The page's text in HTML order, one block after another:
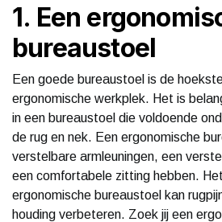
1. Een
bureaustoel
Een goede bureaustoel is de
ergonomische werkplek. Het is
in een bureaustoel die voldoende
de rug en nek. Een ergonomische
verstelbare armleuningen, een
een comfortabele zitting hebben.
ergonomische bureaustoel kan
houding verbeteren. Zoek jij een